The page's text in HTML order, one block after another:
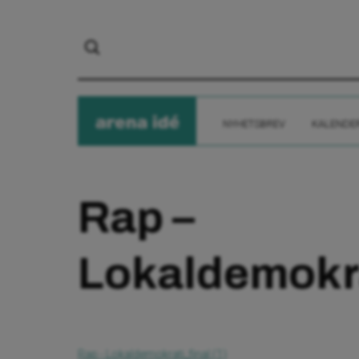
arenaide KALENDER
Rap –
Rap - Lokaldemokrati_final (1)